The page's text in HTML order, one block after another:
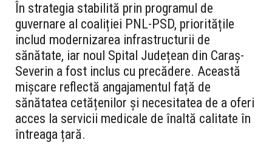
În strategia stabilită prin programul de
guvernare al coaliției PNL-PSD, prioritățile
includ modernizarea infrastructurii de
sănătate, iar noul Spital Județean din Caraș-
Severin a fost inclus cu precădere. Această
mișcare reflectă angajamentul față de
sănătatea cetățenilor și necesitatea de a oferi
acces la servicii medicale de înaltă calitate în
întreaga țară.